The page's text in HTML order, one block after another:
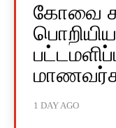
கோவை
1 DAY AGO